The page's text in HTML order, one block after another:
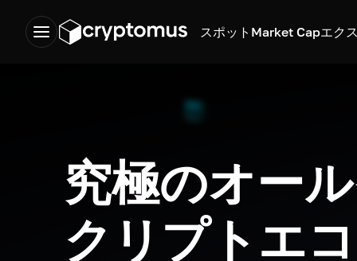
スポット Market Capエク
究極のオー
クリプトエ